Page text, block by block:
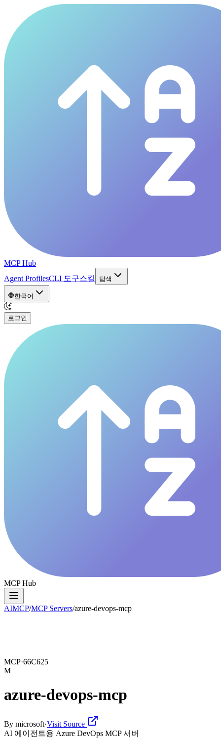
MCP Hub
Agent ProfilesCLI 도구스킬 탐색
한국어
로그인
MCP Hub
AIMCP/MCP Servers/azure-devops-mcp
MCP·66C625
M
azure-devops-mcp
By microsoft·Visit Source
AI 에이전트용 Azure DevOps MCP 서버